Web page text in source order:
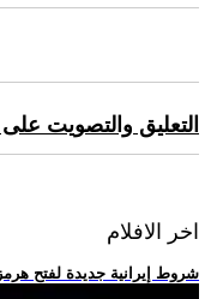
التعليق والتصويت
اخر الافلام
.. شروط إيرانية جديدة لفتح